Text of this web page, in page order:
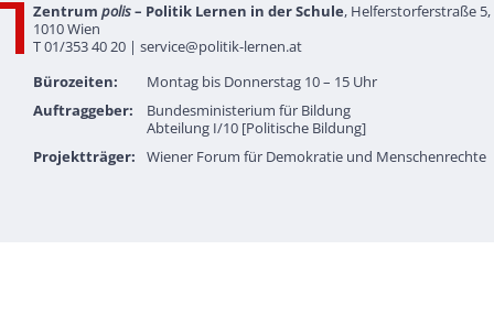
Zentrum polis– Politik Lernen in der Schule, Helferstorferstraße 5,
1010 Wien
T 01/353 40 20 | service@politik-lernen.at
Bürozeiten:
Montag bis Donnerstag 10 – 15 Uhr
Auftraggeber:
Bundesministerium für Bildung
Abteilung I/10 [Politische Bildung]
Projektträger:
Wiener Forum für Demokratie und Menschenrechte